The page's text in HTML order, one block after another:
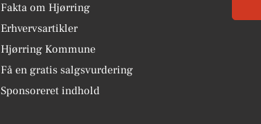
Fakta om Hjørring
Erhvervsartikler
Hjørring Kommune
Få en gratis salgsvurdering
Sponsoreret indhold